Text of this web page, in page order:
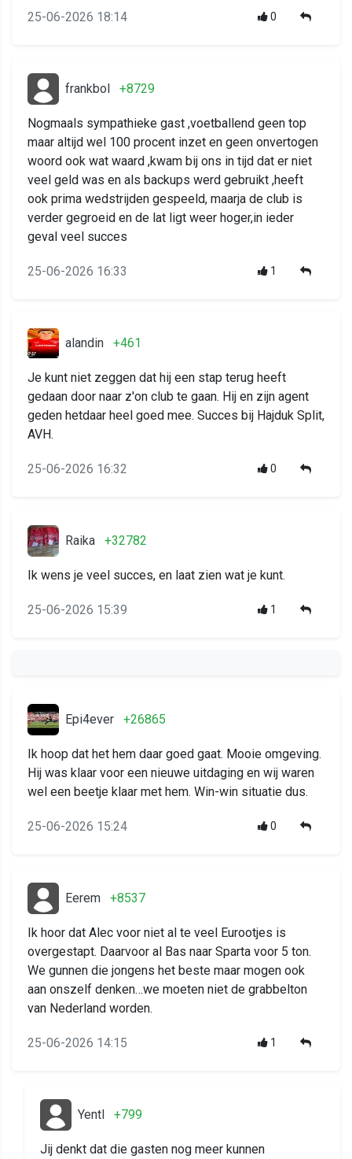
25-06-2026 18:14 0
frankbol +8729
Nogmaals sympathieke gast ,voetballend geen top
maar altijd wel 100 procent inzet en geen onvertogen
woord ook wat waard ,kwam bij ons in tijd dat er niet
veel geld was en als backups werd gebruikt ,heeft
ook prima wedstrijden gespeeld, maarja de club is
verder gegroeid en de lat ligt weer hoger,in ieder
geval veel succes
25-06-2026 16:33 1
alandin +461
Je kunt niet zeggen dat hij een stap terug heeft
gedaan door naar z'on club te gaan. Hij en zijn agent
geden hetdaar heel goed mee. Succes bij Hajduk Split,
AVH.
25-06-2026 16:32 0
Raika +32782
Ik wens je veel succes, en laat zien wat je kunt.
25-06-2026 15:39 1
Epi4ever +26865
Ik hoop dat het hem daar goed gaat. Mooie omgeving.
Hij was klaar voor een nieuwe uitdaging en wij waren
wel een beetje klaar met hem. Win-win situatie dus.
25-06-2026 15:24 0
Eerem +8537
Ik hoor dat Alec voor niet al te veel Eurootjes is
overgestapt. Daarvoor al Bas naar Sparta voor 5 ton.
We gunnen die jongens het beste maar mogen ook
aan onszelf denken…we moeten niet de grabbelton
van Nederland worden.
25-06-2026 14:15 1
Yentl +799
Jij denkt dat die gasten nog meer kunnen